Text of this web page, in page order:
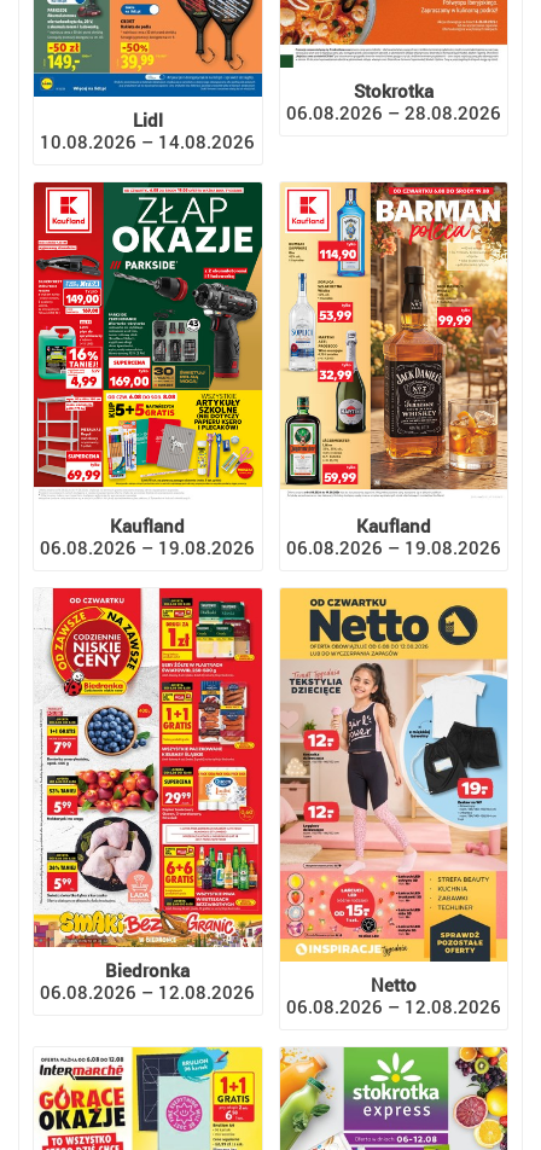
Lidl
10.08.2026 – 14.08.2026
Stokrotka
06.08.2026 – 28.08.2026
Kaufland
06.08.2026 – 19.08.2026
Kaufland
06.08.2026 – 19.08.2026
Biedronka
06.08.2026 – 12.08.2026
Netto
06.08.2026 – 12.08.2026